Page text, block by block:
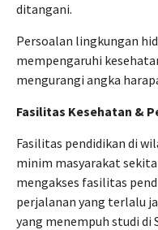
ditangani.
Persoalan lingkungan
mempengaruhi
mengurangi angka
Fasilitas Kesehatan &
Fasilitas pendidikan di
minim masyarakat
mengakses fasilitas
perjalanan yang terlalu
yang menempuh studi di